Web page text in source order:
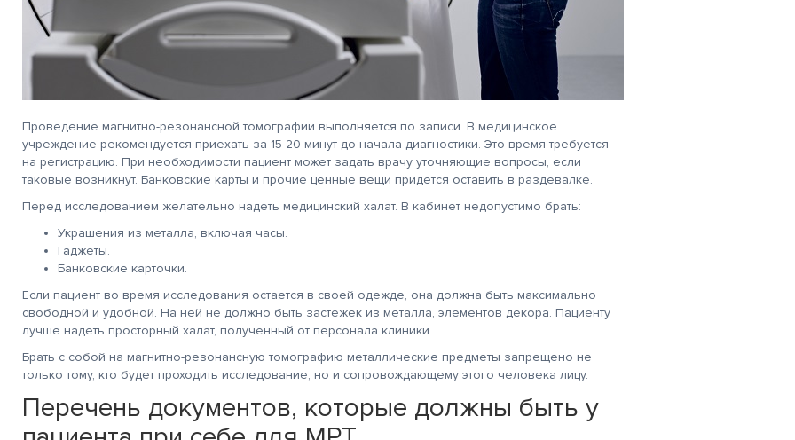
за
Марии и
Салоникиди
лаборанта
Благодарю Гришину О.Н и
весь персонал клиники
добродушное, человеческое
отношение к себе и
остальным пациентам.
Смог преодолеть для
страха. Здоровья всем,
счастья, успехов в
и очень человечно, что
не мало важно! Всем
Благодарна!
Особенно Федотову И.А-
клиники: Охорзиной
Н.А, Гришиной
О.Н, Ратниковой М.А. За
профессионализм,
чуткое и
заботливое отношение к
администратора Марии и
доктора Салоникиди
Георгия, лаборанта
Проведение магнитно-резонансной томографии выполняется по записи. В медицинское
учреждение рекомендуется приехать за 15-20 минут до начала диагностики. Это время требуется
на регистрацию. При необходимости пациент может задать врачу уточняющие вопросы, если
таковые возникнут. Банковские карты и прочие ценные вещи придется оставить в раздевалке.
Перед исследованием желательно надеть медицинский халат. В кабинет недопустимо брать:
Украшения из металла, включая часы.
Гаджеты.
Банковские карточки.
Если пациент во время исследования остается в своей одежде, она должна быть максимально
свободной и удобной. На ней не должно быть застежек из металла, элементов декора. Пациенту
лучше надеть просторный халат, полученный от персонала клиники.
Брать с собой на магнитно-резонансную томографию металлические предметы запрещено не
только тому, кто будет проходить исследование, но и сопровождающему этого человека лицу.
Перечень документов, которые должны быть у